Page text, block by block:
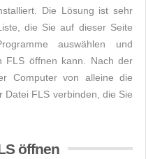
Die Lösung ist sehr
die Sie auf dieser Seite
auswählen und
FLS öffnen kann. Nach der
Computer von alleine die
Datei FLS verbinden, die Sie
öffnen